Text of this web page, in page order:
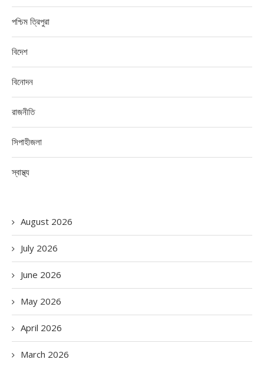
পশ্চিম ত্রিপুরা
বিদেশ
বিনোদন
রাজনীতি
সিপাহীজলা
স্বাস্থ্য
August 2026
July 2026
June 2026
May 2026
April 2026
March 2026